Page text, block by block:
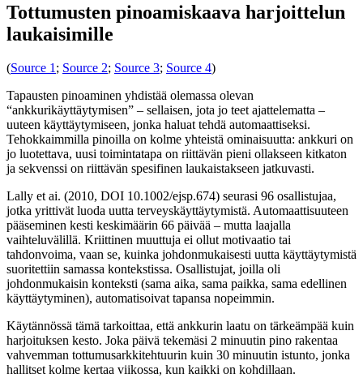
Tottumusten pinoamiskaava harjoittelun
laukaisimille
(Source 1; Source 2; Source 3; Source 4)
Tapausten pinoaminen yhdistää olemassa olevan
“ankkurikäyttäytymisen” – sellaisen, jota jo teet ajattelematta –
uuteen käyttäytymiseen, jonka haluat tehdä automaattiseksi.
Tehokkaimmilla pinoilla on kolme yhteistä ominaisuutta: ankkuri on
jo luotettava, uusi toimintatapa on riittävän pieni ollakseen kitkaton
ja sekvenssi on riittävän spesifinen laukaistakseen jatkuvasti.
Lally et ai. (2010, DOI 10.1002/ejsp.674) seurasi 96 osallistujaa,
jotka yrittivät luoda uutta terveyskäyttäytymistä. Automaattisuuteen
pääseminen kesti keskimäärin 66 päivää – mutta laajalla
vaihteluvälillä. Kriittinen muuttuja ei ollut motivaatio tai
tahdonvoima, vaan se, kuinka johdonmukaisesti uutta käyttäytymistä
suoritettiin samassa kontekstissa. Osallistujat, joilla oli
johdonmukaisin konteksti (sama aika, sama paikka, sama edellinen
käyttäytyminen), automatisoivat tapansa nopeimmin.
Käytännössä tämä tarkoittaa, että ankkurin laatu on tärkeämpää kuin
harjoituksen kesto. Joka päivä tekemäsi 2 minuutin pino rakentaa
vahvemman tottumusarkkitehtuurin kuin 30 minuutin istunto, jonka
hallitset kolme kertaa viikossa, kun kaikki on kohdillaan.